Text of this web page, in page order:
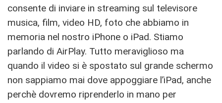
consente di inviare in streaming sul televisore
musica, film, video HD, foto che abbiamo in
memoria nel nostro iPhone o iPad. Stiamo
parlando di AirPlay. Tutto meraviglioso ma
quando il video si è spostato sul grande schermo
non sappiamo mai dove appoggiare l’iPad, anche
perchè dovremo riprenderlo in mano per